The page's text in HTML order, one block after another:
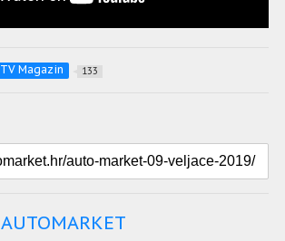
TV Magazin 133
AUTOMARKET